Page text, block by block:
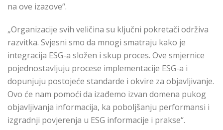
na ove izazove“.
„Organizacije svih veličina su ključni pokretači održiva
razvitka. Svjesni smo da mnogi smatraju kako je
integracija ESG-a složen i skup proces. Ove smjernice
pojednostavljuju procese implementacije ESG-a i
dopunjuju postojeće standarde i okvire za objavljivanje.
Ovo će nam pomoći da izađemo izvan domena pukog
objavljivanja informacija, ka poboljšanju performansi i
izgradnji povjerenja u ESG informacije i prakse“.